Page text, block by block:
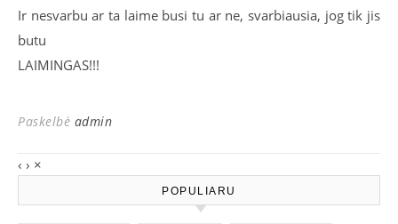
Ir nesvarbu ar ta laime busi tu ar ne, svarbiausia, jog tik jis
butu
LAIMINGAS!!!
Paskelbė admin
‹ › ×
POPULIARU